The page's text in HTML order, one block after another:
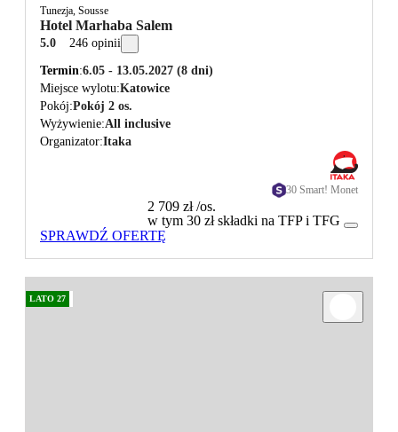
Tunezja, Sousse
Hotel Marhaba Salem
5.0 246 opinii
Termin 6.05 - 13.05.2027 (8 dni)
Miejsce wylotu Katowice
Pokój Pokój 2 os.
Wyżywienie All inclusive
Organizator Itaka
30 Smart! Monet
2 709 zł/os.
w tym 30 zł składki na TFP i TFG
SPRAWDŹ OFERTĘ
LATO 27